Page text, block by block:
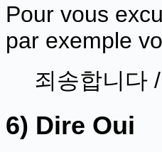
Pour vous
par exemple
죄송합니다
6) Dire Oui